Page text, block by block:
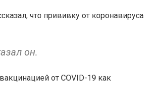
что прививку от коронавируса
он.
от COVID-19 как